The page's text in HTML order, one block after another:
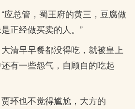
应总管，蜀王府的黄三，豆腐做
正经做买卖的人。”
清早早餐都没得吃，就被皇上
有一些怨气，自顾自的吃起
环也不觉得尴尬，大方的